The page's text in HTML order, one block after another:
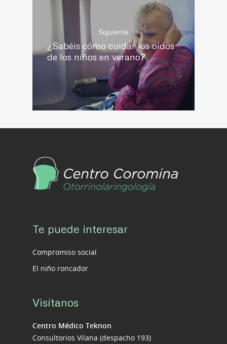
Siguiente
¿Sabéis cómo cuidar los oídos
de los niños en verano?
Te puede interesar
Compromiso social
El niño roncador
Visítanos
Centro Médico Teknon
Consultorios Vilana (despacho 193)